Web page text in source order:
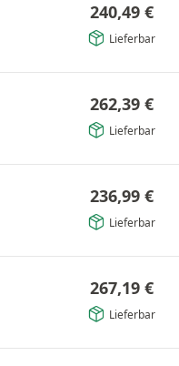
240,49 €
Lieferbar
262,39 €
Lieferbar
236,99 €
Lieferbar
267,19 €
Lieferbar